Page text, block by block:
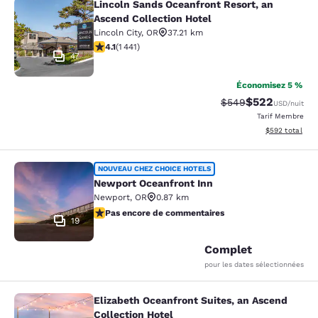
Lincoln Sands Oceanfront Resort,
47
Lincoln Sands Oceanfront Resort, an
Ascend Collection Hotel
Lincoln City, OR
37.21 km
4.14 étoiles. Très Bien. 1441 commentaires
4.1(1 441)
Économisez 5 %
Tarif barré :
$549Tarif réduit :
$522USD/nuit
Tarif Membre
Afficher les
$592 total
Newport Oceanfront Inn
19
NOUVEAU CHEZ CHOICE HOTELS
Newport Oceanfront Inn
Newport, OR
0.87 km
Pas encore de commentaires
Pas encore de commentaires
Complet
pour les dates sélectionnées
Elizabeth Oceanfront Suites, an
Elizabeth Oceanfront Suites, an Ascend
Collection Hotel